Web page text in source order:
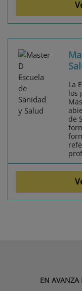
La
los
de
EN AVANZA